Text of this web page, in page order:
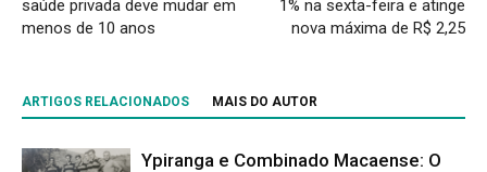
saúde privada deve mudar em
menos de 10 anos
1% na sexta-feira e atinge
nova máxima de R$ 2,25
ARTIGOS RELACIONADOS MAIS DO AUTOR
Ypiranga e Combinado Macaense: O